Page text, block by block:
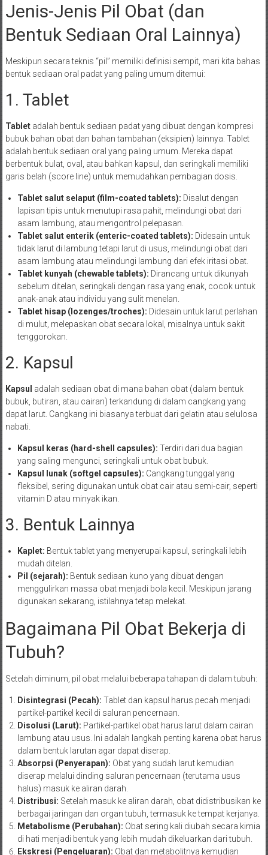
Jenis-Jenis Pil Obat (dan
Bentuk Sediaan Oral Lainnya)
Meskipun secara teknis “pil” memiliki definisi sempit, mari kita bahas
bentuk sediaan oral padat yang paling umum ditemui:
1. Tablet
Tabletadalah bentuk sediaan padat yang dibuat dengan kompresi
bubuk bahan obat dan bahan tambahan (eksipien) lainnya. Tablet
adalah bentuk sediaan oral yang paling umum. Mereka dapat
berbentuk bulat, oval, atau bahkan kapsul, dan seringkali memiliki
garis belah (score line) untuk memudahkan pembagian dosis.
Tablet salut selaput (film-coated tablets): Disalut dengan
lapisan tipis untuk menutupi rasa pahit, melindungi obat dari
asam lambung, atau mengontrol pelepasan.
Tablet salut enterik (enteric-coated tablets): Didesain untuk
tidak larut di lambung tetapi larut di usus, melindungi obat dari
asam lambung atau melindungi lambung dari efek iritasi obat.
Tablet kunyah (chewable tablets): Dirancang untuk dikunyah
sebelum ditelan, seringkali dengan rasa yang enak, cocok untuk
anak-anak atau individu yang sulit menelan.
Tablet hisap (lozenges/troches): Didesain untuk larut perlahan
di mulut, melepaskan obat secara lokal, misalnya untuk sakit
tenggorokan.
2. Kapsul
Kapsul adalah sediaan obat di mana bahan obat (dalam bentuk
bubuk, butiran, atau cairan) terkandung di dalam cangkang yang
dapat larut. Cangkang ini biasanya terbuat dari gelatin atau selulosa
nabati.
Kapsul keras (hard-shell capsules): Terdiri dari dua bagian
yang saling mengunci, seringkali untuk obat bubuk.
Kapsul lunak (softgel capsules): Cangkang tunggal yang
fleksibel, sering digunakan untuk obat cair atau semi-cair, seperti
vitamin D atau minyak ikan.
3. Bentuk Lainnya
Kaplet: Bentuk tablet yang menyerupai kapsul, seringkali lebih
mudah ditelan.
Pil (sejarah): Bentuk sediaan kuno yang dibuat dengan
menggulirkan massa obat menjadi bola kecil. Meskipun jarang
digunakan sekarang, istilahnya tetap melekat.
Bagaimana Pil Obat Bekerja di
Tubuh?
Setelah diminum, pil obat melalui beberapa tahapan di dalam tubuh:
Disintegrasi (Pecah): Tablet dan kapsul harus pecah menjadi
partikel-partikel kecil di saluran pencernaan.
Disolusi (Larut): Partikel-partikel obat harus larut dalam cairan
lambung atau usus. Ini adalah langkah penting karena obat harus
dalam bentuk larutan agar dapat diserap.
Absorpsi (Penyerapan): Obat yang sudah larut kemudian
diserap melalui dinding saluran pencernaan (terutama usus
halus) masuk ke aliran darah.
Distribusi: Setelah masuk ke aliran darah, obat didistribusikan ke
berbagai jaringan dan organ tubuh, termasuk ke tempat kerjanya.
Metabolisme (Perubahan): Obat sering kali diubah secara kimia
di hati menjadi bentuk yang lebih mudah dikeluarkan dari tubuh.
Ekskresi (Pengeluaran): Obat dan metabolitnya kemudian